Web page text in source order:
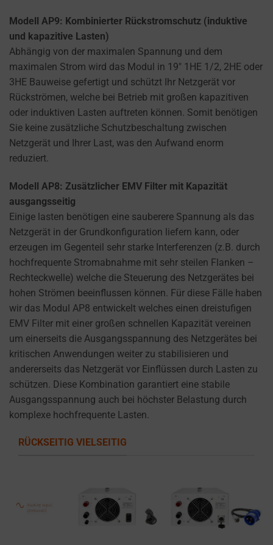
Modell AP9: Kombinierter Rückstromschutz (induktive
und kapazitive Lasten)
Abhängig von der maximalen Spannung und dem
maximalen Strom wird das Modul in 19″ 1HE 1/2, 2HE oder
3HE Bauweise gefertigt und schützt Ihr Netzgerät vor
Rückströmen, welche bei Betrieb mit großen kapazitiven
oder induktiven Lasten auftreten können. Somit benötigen
Sie keine zusätzliche Schutzbeschaltung zwischen
Netzgerät und Ihrer Last, was den Aufwand enorm
reduziert.
Modell AP8: Zusätzlicher EMV Filter mit Kapazität
ausgangsseitig
Einige lasten benötigen eine sauberere Spannung als das
Netzgerät in der Grundkonfiguration liefern kann, oder
erzeugen im Gegenteil sehr starke Interferenzen (z.B. durch
hochfrequente Stromabnahme mit sehr steilen Flanken –
Rechteckwelle) welche die Steuerung des Netzgerätes bei
hohen Strömen beeinflussen können. Für diese Fälle haben
wir das Modul AP8 entwickelt welches einen dreistufigen
EMV Filter mit einer großen schnellen Kapazität vereinen
um einerseits die Ausgangsspannung des Netzgerätes bei
kritischen Anwendungen weiter zu stabilisieren und
andererseits das Netzgerät vor Einflüssen durch Lasten zu
schützen. Diese Kombination garantiert eine stabile
Ausgangsspannung auch bei höchster Belastung durch
komplexe hochfrequente Lasten.
RÜCKSEITIG VIELSEITIG